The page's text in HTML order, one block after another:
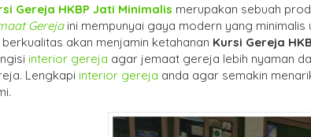
Gereja HKBP Jati Minimalis merupakan sebuah
Gerejaini mempunyai gaya modern yang
akan menjamin ketahanan Kursi Gereja
interior gereja agar jemaat gereja lebih nyaman
Lengkapi interior gereja anda agar semakin